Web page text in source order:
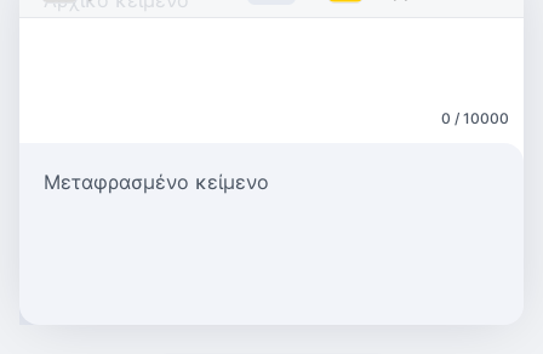
0 / 10000
Μεταφρασμένο κείμενο